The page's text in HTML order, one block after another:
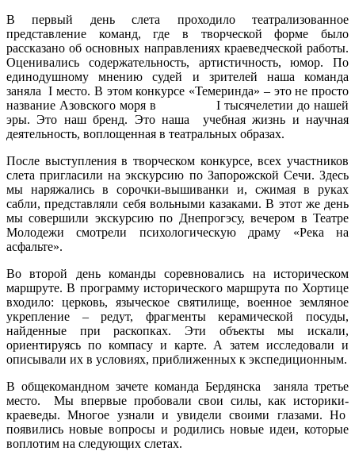
В первый день слета проходило театрализованное
представление команд, где в творческой форме было
рассказано об основных направлениях краеведческой работы.
Оценивались содержательность, артистичность, юмор. По
единодушному мнению судей и зрителей наша команда
заняла I место. В этом конкурсе «Темеринда» – это не просто
название Азовского моря в I тысячелетии до нашей
эры. Это наш бренд. Это наша учебная жизнь и научная
деятельность, воплощенная в театральных образах.
После выступления в творческом конкурсе, всех участников
слета пригласили на экскурсию по Запорожской Сечи. Здесь
мы наряжались в сорочки-вышиванки и, сжимая в руках
сабли, представляли себя вольными казаками. В этот же день
мы совершили экскурсию по Днепрогэсу, вечером в Театре
Молодежи смотрели психологическую драму «Река на
асфальте».
Во второй день команды соревновались на историческом
маршруте. В программу исторического маршрута по Хортице
входило: церковь, языческое святилище, военное земляное
укрепление – редут, фрагменты керамической посуды,
найденные при раскопках. Эти объекты мы искали,
ориентируясь по компасу и карте. А затем исследовали и
описывали их в условиях, приближенных к экспедиционным.
В общекомандном зачете команда Бердянска заняла третье
место. Мы впервые пробовали свои силы, как историки-
краеведы. Многое узнали и увидели своими глазами. Но
появились новые вопросы и родились новые идеи, которые
воплотим на следующих слетах.